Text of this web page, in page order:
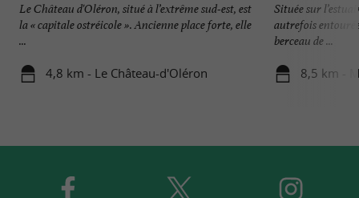
Le Château d'Oléron, situé à l’extrême sud-est, est
la « capitale ostréicole ». Ancienne place forte, elle
...
4,8 km - Le Château-d'Oléron
Située sur
autrefois
berceau de ...
8,5 km -